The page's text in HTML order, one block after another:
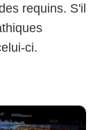
requins. S'il
ci.